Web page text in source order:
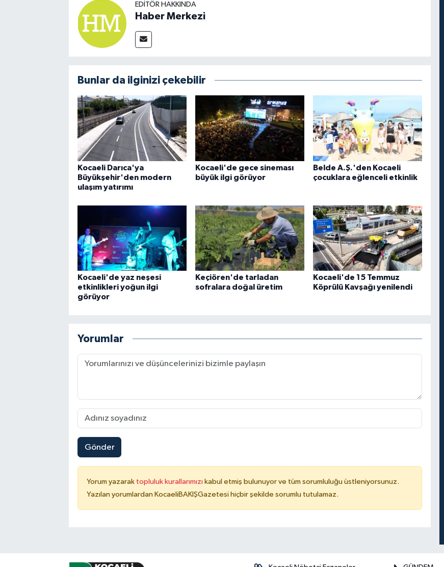
EDITÖR HAKKINDA
Haber Merkezi
Bunlar da ilginizi çekebilir
Kocaeli Darıca'ya
Büyükşehir'den modern
ulaşım yatırımı
Kocaeli'de gece sineması
büyük ilgi görüyor
Belde A.Ş.'den Kocaeli
çocuklara eğlenceli etkinlik
Kocaeli'de yaz neşesi
etkinlikleri yoğun ilgi
görüyor
Keçiören'de tarladan
sofralara doğal üretim
Kocaeli'de 15 Temmuz
Köprülü Kavşağı yenilendi
Yorumlar
Gönder
Yorum yazarak topluluk kurallarımızı kabul etmiş bulunuyor ve tüm sorumluluğu üstleniyorsunuz.
Yazılan yorumlardan KocaeliBAKIŞGazetesi hiçbir şekilde sorumlu tutulamaz.